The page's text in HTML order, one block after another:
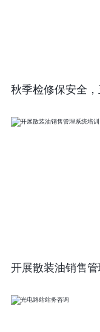
秋季检修保安全
开展散装油销售